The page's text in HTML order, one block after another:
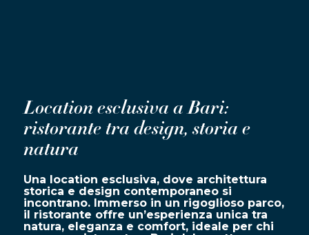
Location esclusiva a Bari:
ristorante tra design, storia e
natura
Una location esclusiva, dove architettura
storica e design contemporaneo si
incontrano. Immerso in un rigoglioso parco,
il ristorante offre un’esperienza unica tra
natura, eleganza e comfort, ideale per chi